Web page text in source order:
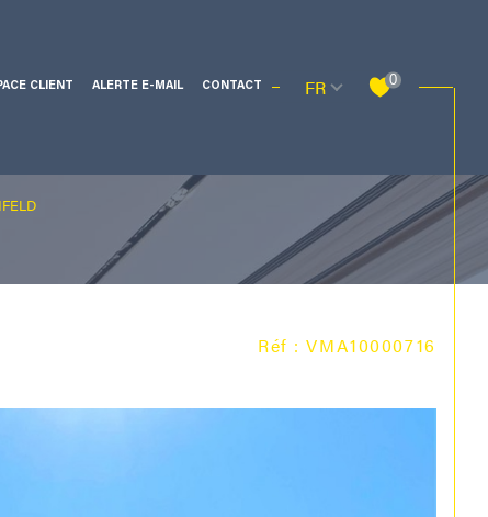
CLIENT ALERTE E-MAIL CONTACT Langue
FR 0
Filtrer
Réinitialiser les filtresRéf : VMA10000716